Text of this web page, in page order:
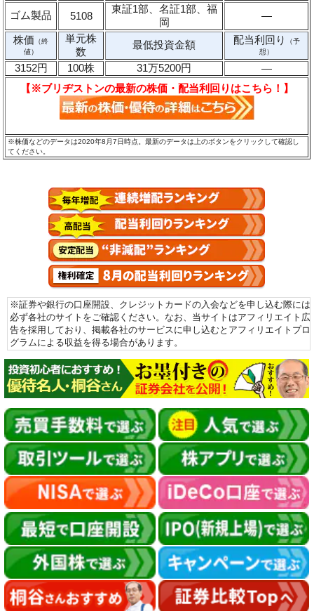
ゴム製品 5108
東証1部、名証1部、福
岡
―
株価
（終
値）
単元株
数
最低投資金額 配当利回り
（予
想）
3152円 100株 31万5200円
―
【※ブリヂストンの最新の株価・配当利回りはこちら！】
※株価などのデータは2020年8月7日時点。最新のデータは上のボタンをクリックして確認し
てください。
※証券や銀行の口座開設、クレジットカードの入会などを申し込む際には
必ず各社のサイトをご確認ください。なお、当サイトはアフィリエイト広
告を採用しており、掲載各社のサービスに申し込むとアフィリエイトプロ
グラムによる収益を得る場合があります。